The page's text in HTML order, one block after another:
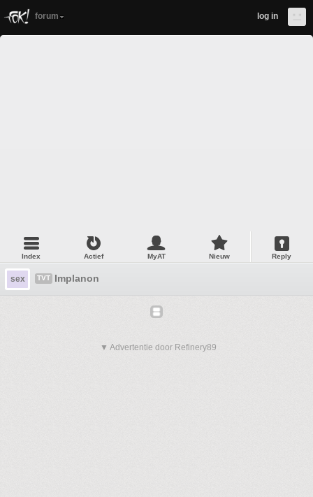
forum log in
Index Actief MyAT Nieuw Reply
sex TVT Implanon
▼ Advertentie door Refinery89